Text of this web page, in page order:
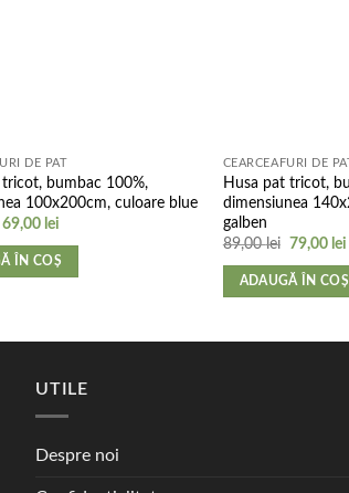
DE PAT
bumbac 100%,
100x200cm, culoare blue
Prețul
a
fost:
69,00 lei
este:
69,00 lei.
ÎN COȘ
CEARCEAFURI DE
Husa pat tricot,
dimensiunea
galben
89,00lei Prețul
a
fost:
79,00 lei
ADAUGĂ ÎN COȘ
UTILE
Despre noi